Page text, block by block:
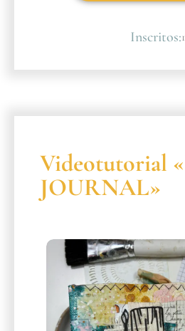
Inscritos:
Videotutorial
JOURNAL»